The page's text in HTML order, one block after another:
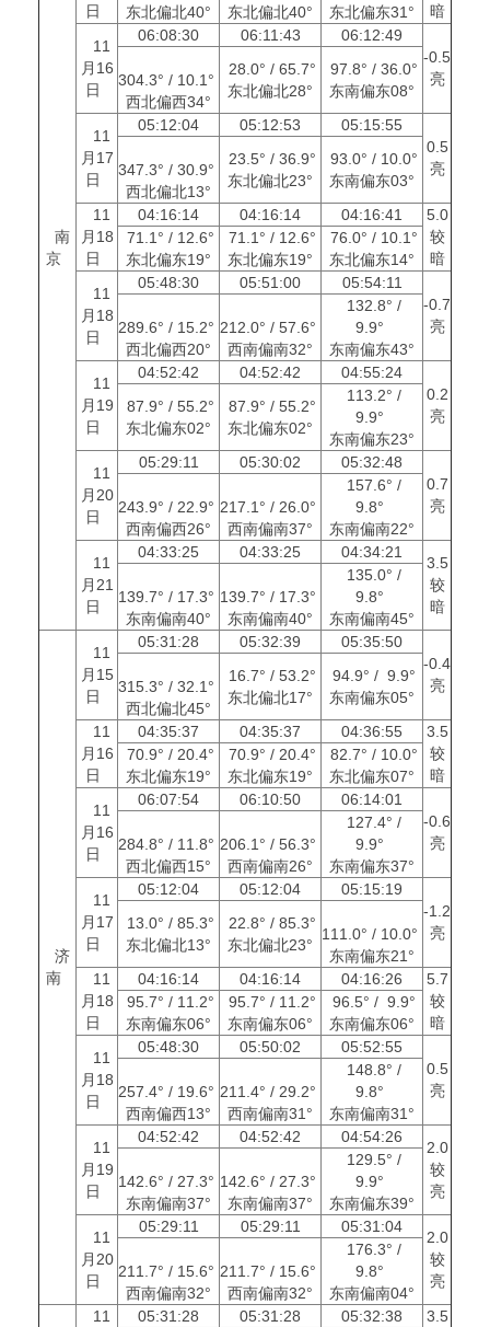
南
京
日
暗
东北偏北40°
东北偏北40°
东北偏东31°
11
月16
日
06:08:30 06:11:43
06:12:49
-0.5
亮
304.3° / 10.1°
西北偏西34°
28.0° / 65.7°
东北偏北28°
97.8° / 36.0°
东南偏东08°
11
月17
日
05:12:04 05:12:53
05:15:55
0.5
亮
347.3° / 30.9°
西北偏北13°
23.5° / 36.9°
东北偏北23°
93.0° / 10.0°
东南偏东03°
11
月18
日
04:16:14 04:16:14 04:16:41
5.0
较
暗
71.1° / 12.6°
东北偏东19°
71.1° / 12.6°
东北偏东19°
76.0° / 10.1°
东北偏东14°
11
月18
日
05:48:30 05:51:00
05:54:11
-0.7
亮
289.6° / 15.2°
西北偏西20°
212.0° / 57.6°
西南偏南32°
132.8° /
9.9°
东南偏东43°
11
月19
日
04:52:42 04:52:42
04:55:24
0.2
亮
87.9° / 55.2°
东北偏东02°
87.9° / 55.2°
东北偏东02°
113.2° /
9.9°
东南偏东23°
11
月20
日
05:29:11 05:30:02
05:32:48
0.7
亮
243.9° / 22.9°
西南偏西26°
217.1° / 26.0°
西南偏南37°
157.6° /
9.8°
东南偏南22°
11
月21
日
04:33:25 04:33:25 04:34:21
3.5
较
暗
139.7° / 17.3°
东南偏南40°
139.7° / 17.3°
东南偏南40°
135.0° /
9.8°
东南偏南45°
济
南
11
月15
日
05:31:28 05:32:39
05:35:50
-0.4
亮
315.3° / 32.1°
西北偏北45°
16.7° / 53.2°
东北偏北17°
94.9° / 9.9°
东南偏东05°
11
月16
日
04:35:37 04:35:37 04:36:55
3.5
较
暗
70.9° / 20.4°
东北偏东19°
70.9° / 20.4°
东北偏东19°
82.7° / 10.0°
东北偏东07°
11
月16
日
06:07:54 06:10:50
06:14:01
-0.6
亮
284.8° / 11.8°
西北偏西15°
206.1° / 56.3°
西南偏南26°
127.4° /
9.9°
东南偏东37°
11
月17
日
05:12:04 05:12:04
05:15:19
-1.2
亮
13.0° / 85.3°
东北偏北13°
22.8° / 85.3°
东北偏北23°
111.0° / 10.0°
东南偏东21°
11
月18
日
04:16:14 04:16:14 04:16:26
5.7
较
暗
95.7° / 11.2°
东南偏东06°
95.7° / 11.2°
东南偏东06°
96.5° / 9.9°
东南偏东06°
11
月18
日
05:48:30 05:50:02
05:52:55
0.5
亮
257.4° / 19.6°
西南偏西13°
211.4° / 29.2°
西南偏南31°
148.8° /
9.8°
东南偏南31°
11
月19
日
04:52:42 04:52:42 04:54:26
2.0
较
亮
142.6° / 27.3°
东南偏南37°
142.6° / 27.3°
东南偏南37°
129.5° /
9.9°
东南偏东39°
11
月20
日
05:29:11 05:29:11 05:31:04
2.0
较
亮
211.7° / 15.6°
西南偏南32°
211.7° / 15.6°
西南偏南32°
176.3° /
9.8°
东南偏南04°
11
05:31:28 05:31:28 05:32:38
3.5